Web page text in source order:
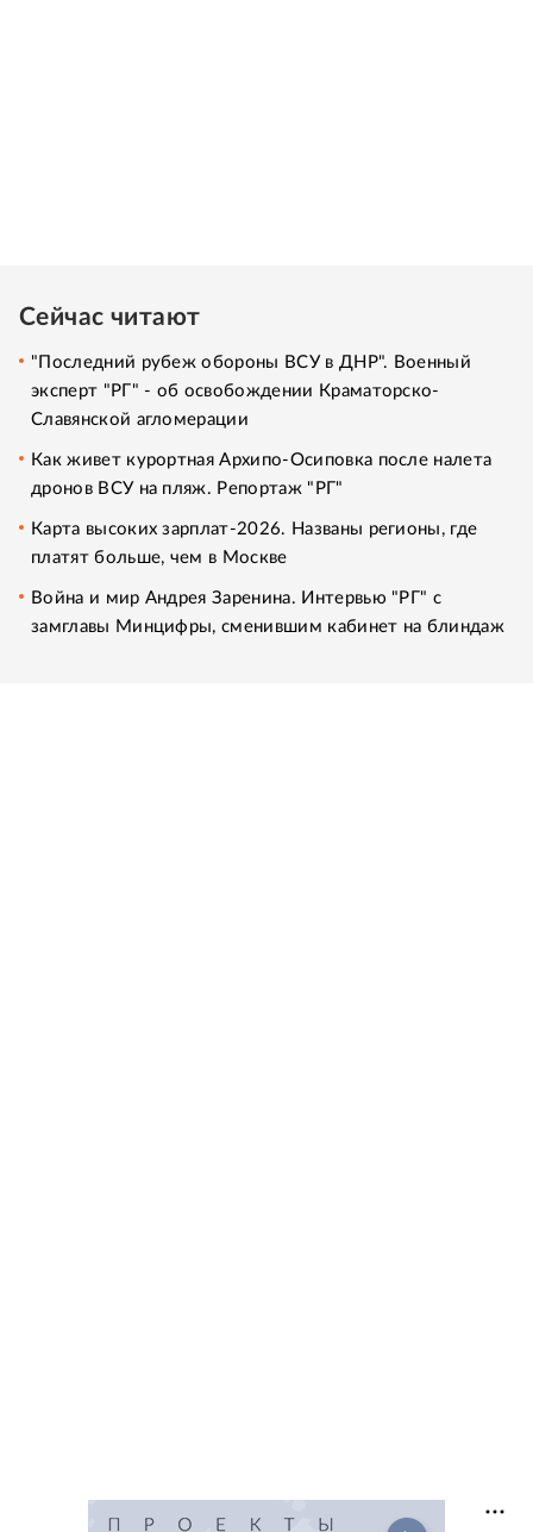
Сейчас читают
"Последний рубеж обороны ВСУ в ДНР". Военный
эксперт "РГ" - об освобождении Краматорско-
Славянской агломерации
Как живет курортная Архипо-Осиповка после налета
дронов ВСУ на пляж. Репортаж "РГ"
Карта высоких зарплат-2026. Названы регионы, где
платят больше, чем в Москве
Война и мир Андрея Заренина. Интервью "РГ" с
замглавы Минцифры, сменившим кабинет на блиндаж